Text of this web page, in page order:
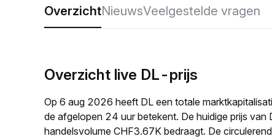
OverzichtNieuwsVeelgestelde vragen
Overzicht live DL-prijs
Op 6 aug 2026 heeft DL een totale
de afgelopen 24 uur betekent. De huidige prijs
handelsvolume CHF3.67K bedraagt. De